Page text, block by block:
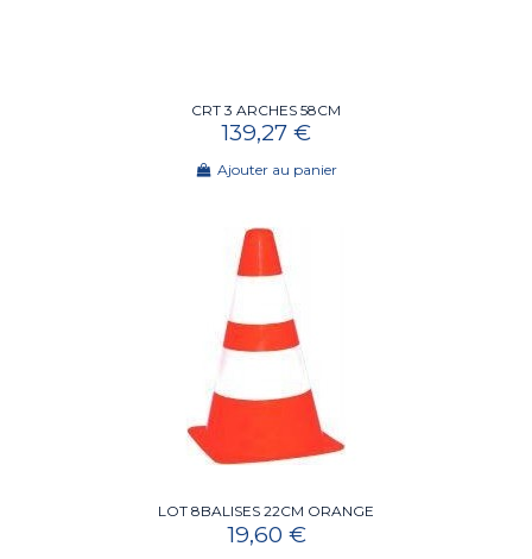
CRT 3 ARCHES 58CM
139,27 €
Ajouter au panier
LOT 8BALISES 22CM ORANGE
19,60 €